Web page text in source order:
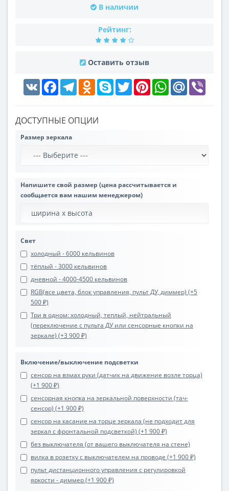
В наличии
Рейтинг:
Оставить отзыв
VK FacebookTelegramOdnoklassniki
Skype Twitter PinterestWhatsAppMail.Ru
ДОСТУПНЫЕ ОПЦИИ
Размер зеркала
Напишите свой размер (цена рассчитывается и
сообщается вам нашим менеджером)
Свет
холодный - 6000 кельвинов
тёплый - 3000 кельвинов
дневной - 4000-4500 кельвинов
RGB(все цвета, блок управления, пульт ДУ, диммер) (+5
500 ₽)
Три в одном: холодный, теплый, нейтральный
(переключение с пульта ДУ или сенсорные кнопки на
зеркале) (+3 900 ₽)
Включение/выключение подсветки
сенсор на взмах руки (датчик на движение возле торца)
(+1 900 ₽)
сенсорная кнопка на зеркальной поверхности (тач-
сенсор) (+1 900 ₽)
сенсор на касание на торце зеркала (не подходит для
зеркал с фронтальной подсветкой) (+1 900 ₽)
без выключателя (от вашего выключателя на стене)
вилка в розетку с выключателем на проводе (+1 900 ₽)
пульт дистанционного управления с регулировкой
яркости - диммер (+1 900 ₽)